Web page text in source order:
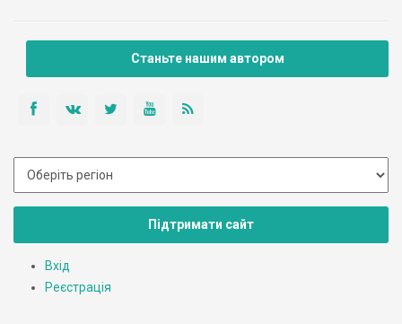
Станьте нашим автором
Підтримати сайт
Вхід
Реєстрація